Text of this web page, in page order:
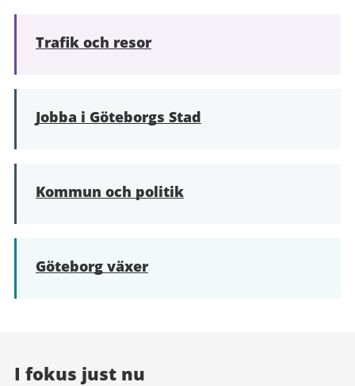
Trafik och resor
Jobba i Göteborgs Stad
Kommun och politik
Göteborg växer
I fokus just nu